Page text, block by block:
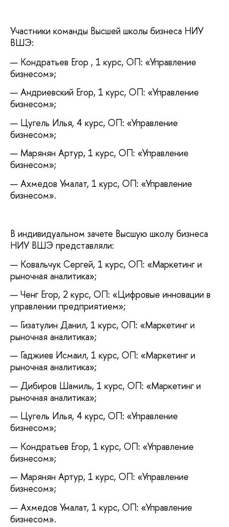
Участники команды Высшей школы бизнеса НИУ
ВШЭ:
Кондратьев Егор , 1 курс, ОП: «Управление
бизнесом»;
Андриевский Егор, 1 курс, ОП: «Управление
бизнесом»;
Цугель Илья, 4 курс, ОП: «Управление
бизнесом»;
Марянян Артур, 1 курс, ОП: «Управление
бизнесом»;
Ахмедов Умалат, 1 курс, ОП: «Управление
бизнесом».
В индивидуальном зачете Высшую школу бизнеса
НИУ ВШЭ представляли:
Ковальчук Сергей, 1 курс, ОП: «Маркетинг и
рыночная аналитика»;
Ченг Егор, 2 курс, ОП: «Цифровые инновации в
управлении предприятием»;
Гизатулин Данил, 1 курс, ОП: «Маркетинг и
рыночная аналитика»;
Гаджиев Исмаил, 1 курс, ОП: «Маркетинг и
рыночная аналитика»;
Дибиров Шамиль, 1 курс, ОП: «Маркетинг и
рыночная аналитика»;
Цугель Илья, 4 курс, ОП: «Управление
бизнесом»;
Кондратьев Егор, 1 курс, ОП: «Управление
бизнесом»;
Марянян Артур, 1 курс, ОП: «Управление
бизнесом»;
Ахмедов Умалат, 1 курс, ОП: «Управление
бизнесом».